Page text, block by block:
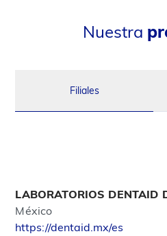
Nuestra
Filiales
LABORATORIOS DENTAID
México
https://dentaid.mx/es